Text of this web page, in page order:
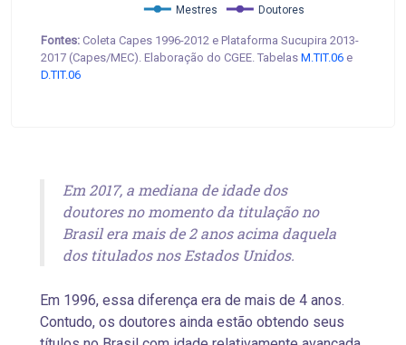
Mestres Doutores
Fontes: Coleta Capes 1996-2012 e Plataforma Sucupira 2013-
2017 (Capes/MEC). Elaboração do CGEE. Tabelas M.TIT.06 e
D.TIT.06
Em 2017, a mediana de idade dos
doutores no momento da titulação no
Brasil era mais de 2 anos acima daquela
dos titulados nos Estados Unidos.
Em 1996, essa diferença era de mais de 4 anos.
Contudo, os doutores ainda estão obtendo seus